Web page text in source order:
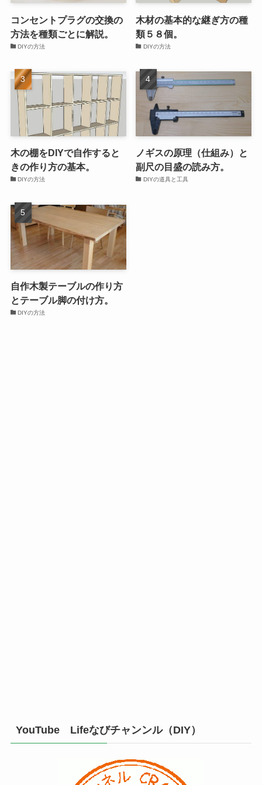
コンセントプラグの交換の
方法を種類ごとに解説。
DIYの方法
木材の基本的な継ぎ方の種
類５８個。
DIYの方法
木の棚をDIYで自作すると
きの作り方の基本。
DIYの方法
ノギスの原理（仕組み）と
副尺の目盛の読み方。
DIYの道具と工具
自作木製テーブルの作り方
とテーブル脚の付け方。
DIYの方法
YouTube Lifeなびチャンンル（DIY）